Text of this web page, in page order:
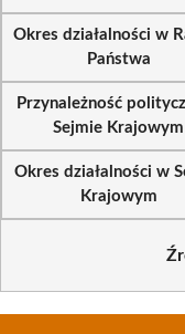
Okres działalności w
Państwa
Przynależność
Sejmie Krajowym
Okres działalności w
Krajowym